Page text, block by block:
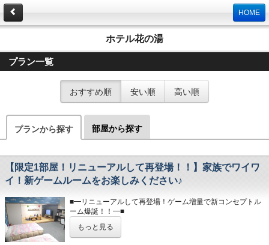
HOME
ホテル花の湯
プラン一覧
おすすめ順 安い順 高い順
プランから探す 部屋から探す
【限定1部屋！リニューアルして再登場！！】家族でワイワ
イ！新ゲームルームをお楽しみください♪
■━リニューアルして再登場！ゲーム増量で新コンセプトル
ーム爆誕！！━■
ゲーム
レクリエーシゲームを集めたコンセプトルームの特別プラン
もっと見る